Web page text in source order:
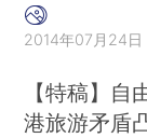
2014年07月24日
【特稿】自
港旅游矛盾